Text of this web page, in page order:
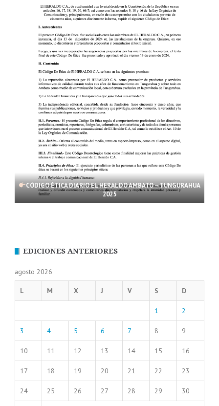
CÓDIGO ÉTICA DIARIO EL HERALDO AMBATO – TUNGURAHUA
2025
EDICIONES ANTERIORES
agosto 2026
L M X J V S D
1 2
3 4 5 6 7 8 9
10 11 12 13 14 15 16
17 18 19 20 21 22 23
24 25 26 27 28 29 30